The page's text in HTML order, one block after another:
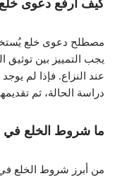
كيف ارفع دعوى
مصطلح دعوى خلع
يجب التمييز بين توثيق
عند النزاع. فإذا لم
دراسة الحالة، ثم
ما شروط الخلع في
من أبرز شروط الخلع